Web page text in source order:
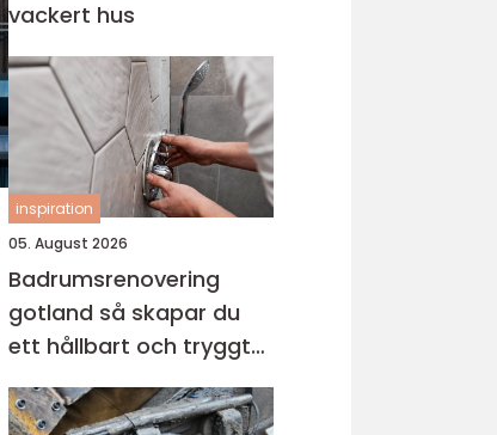
vackert hus
inspiration
05. August 2026
Badrumsrenovering
gotland så skapar du
ett hållbart och tryggt
badrum